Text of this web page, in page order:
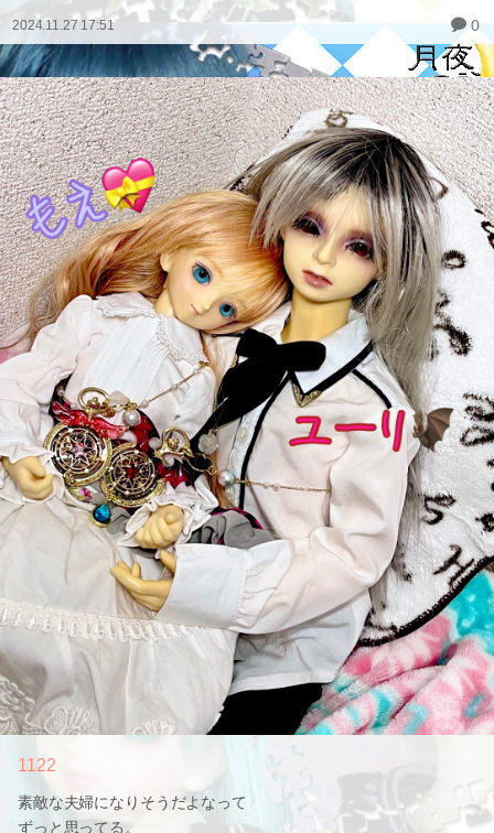
2024.11.27 17:51 0
1122
素敵な夫婦になりそうだよなって
ずっと思ってる。